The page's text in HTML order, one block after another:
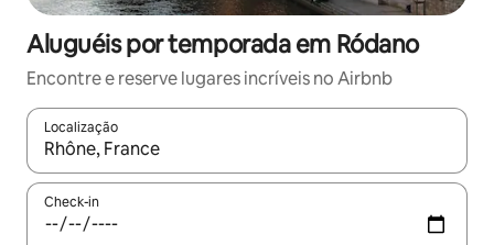
Aluguéis por temporada em Ródano
Encontre e reserve lugares incríveis no Airbnb
Localização
Quando os resultados estiverem disponíveis, explore-os
Check-in